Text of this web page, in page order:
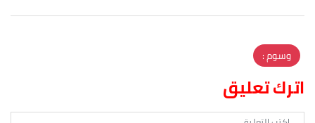
وسوم :
اترك تعليق